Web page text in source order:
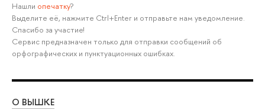
Нашли опечатку?
Выделите её, нажмите Ctrl+Enter и отправьте нам уведомление.
Спасибо за участие!
Сервис предназначен только для отправки сообщений об
орфографических и пунктуационных ошибках.
О ВЫШКЕ